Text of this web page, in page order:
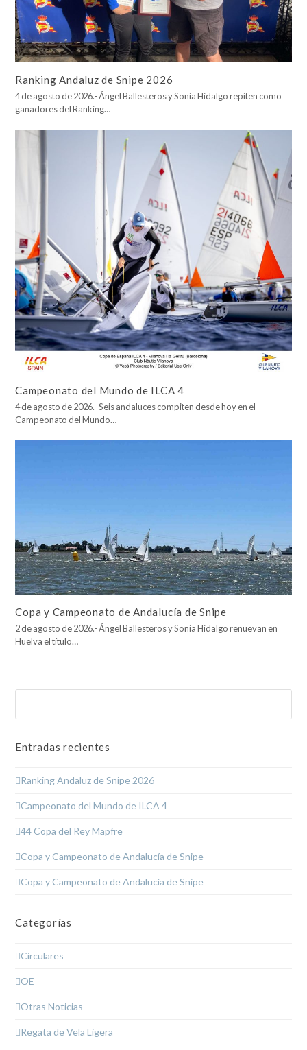
Ranking Andaluz de Snipe 2026
4 de agosto de 2026.- Ángel Ballesteros y Sonia Hidalgo repiten como
ganadores del Ranking…
Campeonato del Mundo de ILCA 4
4 de agosto de 2026.- Seis andaluces compiten desde hoy en el
Campeonato del Mundo…
Copa y Campeonato de Andalucía de Snipe
2 de agosto de 2026.- Ángel Ballesteros y Sonia Hidalgo renuevan en
Huelva el título…
Entradas recientes
Ranking Andaluz de Snipe 2026
Campeonato del Mundo de ILCA 4
44 Copa del Rey Mapfre
Copa y Campeonato de Andalucía de Snipe
Copa y Campeonato de Andalucía de Snipe
Categorías
Circulares
OE
Otras Noticias
Regata de Vela Ligera